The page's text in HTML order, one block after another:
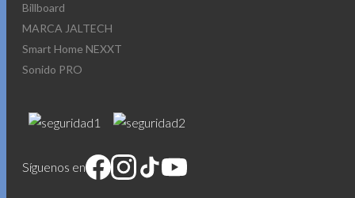
Billboard
MARCA JALTECH
Smart Home NEXXT
Sonido PRO
Síguenos en